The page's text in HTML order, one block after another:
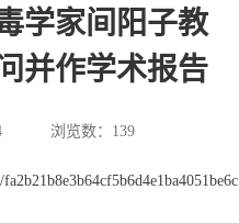
学家间阳子教
并作学术报告
浏览数： 139